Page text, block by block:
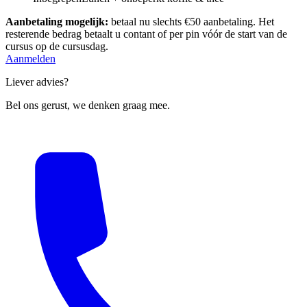
Aanbetaling mogelijk: betaal nu slechts €50 aanbetaling. Het
resterende bedrag betaalt u contant of per pin vóór de start van de
cursus op de cursusdag.
Aanmelden
Liever advies?
Bel ons gerust, we denken graag mee.